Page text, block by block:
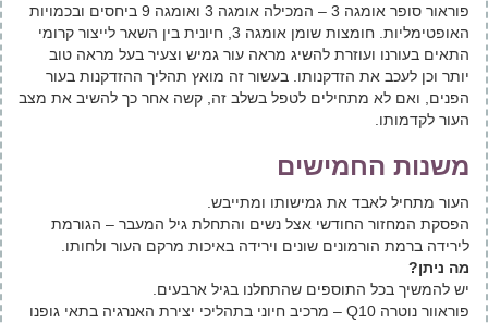
פוראור סופר אומגה 3 – המכילה אומגה 3 ואומגה 9 ביחסים ובכמויות
האופטימליות. חומצות שומן אומגה 3, חיונית בין השאר לייצור קרומי
התאים בעורנו ועוזרת להשיג מראה עור גמיש וצעיר בעל מראה טוב
יותר וכן לעכב את הזדקנותו. בעשור זה מואץ תהליך ההזדקנות בעור
הפנים, ואם לא מתחילים לטפל בשלב זה, קשה אחר כך להשיב את מצב
העור לקדמותו.
משנות החמישים
העור מתחיל לאבד את גמישותו ומתייבש.
הפסקת המחזור החודשי אצל נשים והתחלת גיל המעבר – הגורמת
לירידה ברמת הורמונים שונים וירידה באיכות מרקם העור ולחותו.
מה ניתן?
יש להמשיך בכל התוספים שהתחלנו בגיל ארבעים.
פוראוור נוטרה Q10 – מרכיב חיוני בתהליכי יצירת האנרגיה בתאי גופנו